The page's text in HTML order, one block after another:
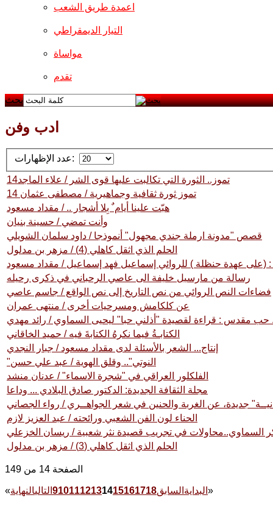
اعمدة طريق الشعب
التيار الديمقراطي
مواساة
تقدم
بحث
ادب وفن
عدد الإظهارات:
14تموز.. الثورة التي تكالبت عليها قوى الشر / علاء الماجد
14 تموز ثورة ثقافية وجماهيرية / مصطفى عثمان
هبّت علينا أيام ٌ بِلا أشجار .. / مقداد مسعود
وأنت تمضي / حسينة بنيان
قصص "مدونة ارملة جندي مجهول" أنموذجا / داود سلمان الشويلي
الحلم الذي اثقل كاهلي (4) / مزهر بن مدلول
: (على عهدة حنظلة ) للروائي إسماعيل فهد إسماعيل / مقداد مسعود
رسالة من مارسيل خليفة الى عاصي الرحباني في ذكرى رحيله
فضاءات النص الروائي من نص التاريخ إلى نص الواقع / جاسم عاصي
عن كلكامش ومسرحيات أخرى / منتهى عمران
حب مقدس : قراءة لقصيدة "أذلني حبا" ليحيى السماوي / رائد مهدي
الكتابـةُ فيما نكرهُ الكتابةَ فيه / حميد الخاقاني
إنتاج... الشعر بالأسئلة لدى مقداد مسعود / جبار النجدي
"النوتي".. وقلق الهوية / عبد علي حسن
الفلكلور العراقي في "شجرة الاسماء" / عدنان منشد
مجلة الثقافة الجديدة: الدكتور صادق البلادي ... وداعا
جديدة، عن الغربة والحنين في شعر الجواهــري / رواء الجصاني
الحناء لون الفن الشعبي ورائحته / عبد العزيز لازم
السماوي..محاولات في تجريب قصيدة نثر شعبية / ريسان الخزعلي
الحلم الذي اثقل كاهلي (3) / مزهر بن مدلول
الصفحة 14 من 149
« البداية السابق 9101112131415161718 التاليالنهاية »